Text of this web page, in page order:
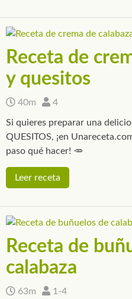
Receta de
y quesitos
40m 4
Si quieres preparar una
QUESITOS, ¡en
paso qué hacer! 🥕
Leer receta
Receta de
calabaza
63m 1-4